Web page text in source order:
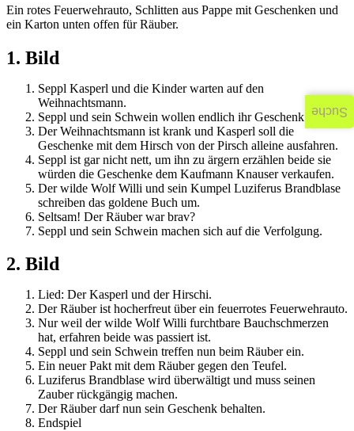
Ein rotes Feuerwehrauto, Schlitten aus Pappe mit Geschenken und
ein Karton unten offen für Räuber.
1. Bild
Seppl Kasperl und die Kinder warten auf den
Weihnachtsmann.
Seppl und sein Schwein wollen endlich ihr Geschenk.
Der Weihnachtsmann ist krank und Kasperl soll die
Geschenke mit dem Hirsch von der Pirsch alleine ausfahren.
Seppl ist gar nicht nett, um ihn zu ärgern erzählen beide sie
würden die Geschenke dem Kaufmann Knauser verkaufen.
Der wilde Wolf Willi und sein Kumpel Luziferus Brandblase
schreiben das goldene Buch um.
Seltsam! Der Räuber war brav?
Seppl und sein Schwein machen sich auf die Verfolgung.
2. Bild
Lied: Der Kasperl und der Hirschi.
Der Räuber ist hocherfreut über ein feuerrotes Feuerwehrauto.
Nur weil der wilde Wolf Willi furchtbare Bauchschmerzen
hat, erfahren beide was passiert ist.
Seppl und sein Schwein treffen nun beim Räuber ein.
Ein neuer Pakt mit dem Räuber gegen den Teufel.
Luziferus Brandblase wird überwältigt und muss seinen
Zauber rückgängig machen.
Der Räuber darf nun sein Geschenk behalten.
Endspiel
Suche